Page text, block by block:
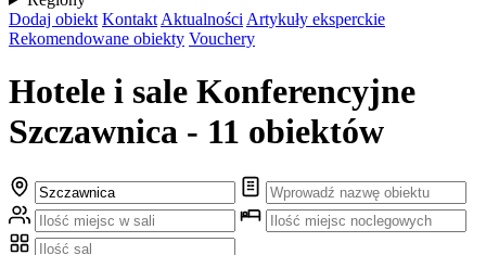
Dodaj obiekt Kontakt Aktualności Artykuły eksperckie
Rekomendowane obiekty Vouchery
Hotele i sale Konferencyjne
Szczawnica - 11 obiektów